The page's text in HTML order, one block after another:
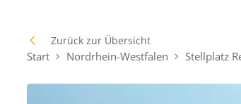
Zurück zur Übersicht
Start Nordrhein-Westfalen Stellplatz